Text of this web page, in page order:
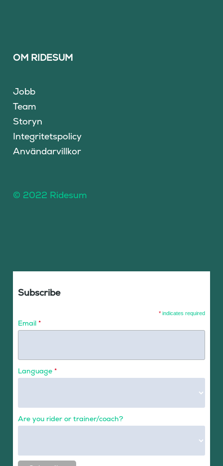
OM RIDESUM
Jobb
Team
Storyn
Integritetspolicy
Användarvillkor
© 2022 Ridesum
Subscribe
* indicates required
Email *
Language *
Are you rider or trainer/coach?